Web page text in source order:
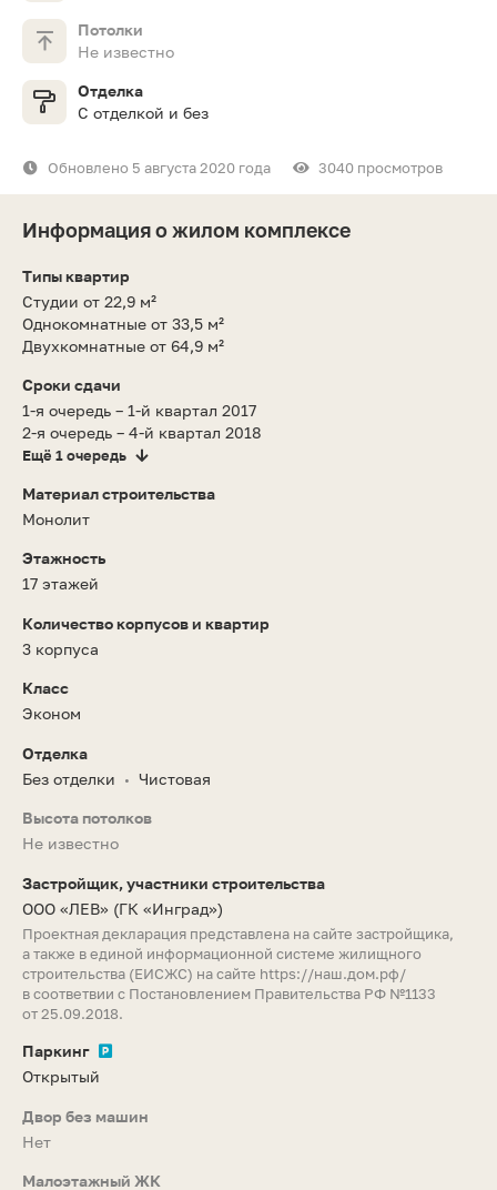
Потолки
Не известно
Отделка
С отделкой и без
Обновлено 5 августа 2020 года 3040 просмотров
Информация о жилом комплексе
Типы квартир
Студии от 22,9 м²
Однокомнатные от 33,5 м²
Двухкомнатные от 64,9 м²
Сроки сдачи
1-я очередь – 1-й квартал 2017
2-я очередь – 4-й квартал 2018
Ещё 1 очередь
Материал строительства
Монолит
Этажность
17 этажей
Количество корпусов и квартир
3 корпуса
Класс
Эконом
Отделка
Без отделки
• Чистовая
Высота потолков
Не известно
Застройщик, участники строительства
ООО «ЛЕВ» (ГК «Инград»)
Проектная декларация представлена на сайте застройщика,
а также в единой информационной системе жилищного
строительства (ЕИСЖС) на сайте https://наш.дом.рф/
в соответвии с Постановлением Правительства РФ №1133
от 25.09.2018.
Паркинг
Открытый
Двор без машин
Нет
Малоэтажный ЖК